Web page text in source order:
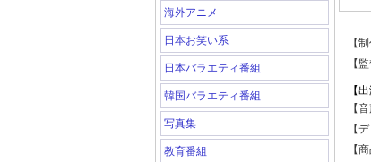
海外アニメ
日本お笑い系
日本バラエティ番組
韓国バラエティ番組
写真集
教育番組
【
【
【
【
【
【